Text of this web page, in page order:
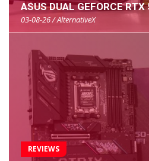
ASUS DUAL GEFORCE
03-08-26 / AlternativeX
REVIEWS